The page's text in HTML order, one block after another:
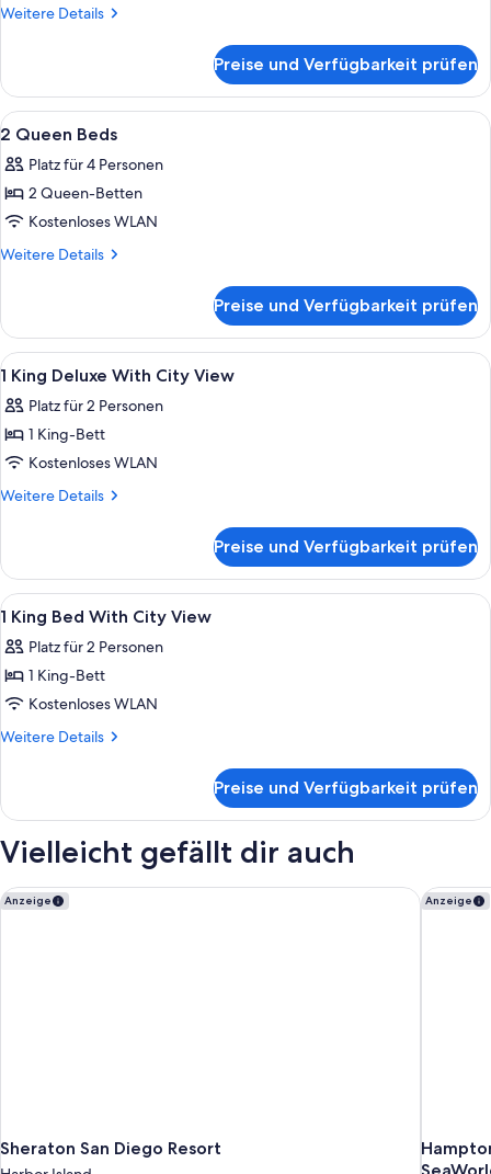
Betten
Weitere Details
Weitere
2 Queen-
Betten
Preise und Verfügbarkeit prüfen
Alle
Fotos
für
2
Queen
Beds
Eine moderne Küche mit Spüle,
3
2 Queen Beds
Platz für 4 Personen
2 Queen-Betten
Kostenloses WLAN
Weitere Details
Weitere
Queen
Beds
Preise und Verfügbarkeit prüfen
Alle
Fotos
für
1
King
Deluxe
View
anzeigen
Ein modernes Hotelzimmer mit
4
1 King Deluxe With City View
Platz für 2 Personen
1 King-Bett
Kostenloses WLAN
Weitere Details
Weitere
King
Deluxe
With
View
Preise und Verfügbarkeit prüfen
Alle
Fotos
für
1
King
Bed
View
Ein modernes Hotelzimmer mit
4
1 King Bed With City View
Platz für 2 Personen
1 King-Bett
Kostenloses WLAN
Weitere Details
Weitere
King
With
View
Preise und Verfügbarkeit prüfen
Vielleicht gefällt dir auch
Anzeige
Sheraton San Diego Resort
Sheraton San Diego Resort Anzeige